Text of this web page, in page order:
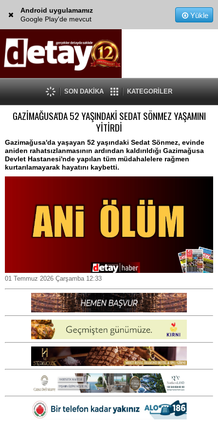
Android uygulamamız
Google Play'de mevcut
Yükle
SON DAKİKA KATEGORİLER
GAZİMAĞUSA'DA 52 YAŞINDAKİ SEDAT SÖNMEZ YAŞAMINI
YİTİRDİ
Gazimağusa'da yaşayan 52 yaşındaki Sedat Sönmez, evinde
aniden rahatsızlanmasının ardından kaldırıldığı Gazimağusa
Devlet Hastanesi'nde yapılan tüm müdahalelere rağmen
kurtarılamayarak hayatını kaybetti.
01 Temmuz 2026 Çarşamba 12:33